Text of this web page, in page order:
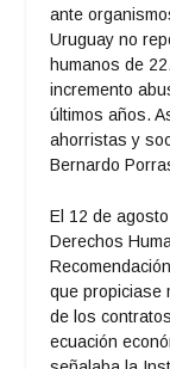
ante
Uruguay no
humanos de
incremento
últimos años.
ahorristas y
Bernardo
El 12 de
Derechos
que propiciase
de los
ecuación